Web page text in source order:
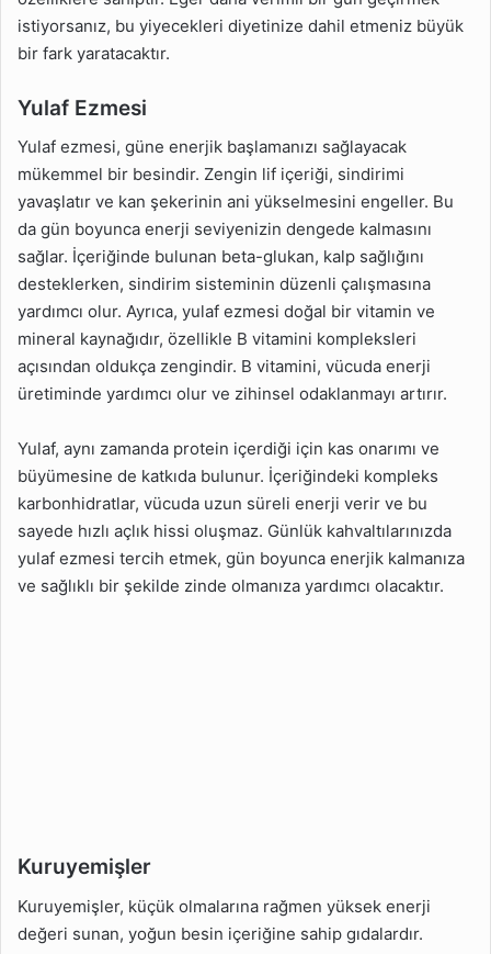
istiyorsanız, bu yiyecekleri diyetinize dahil etmeniz büyük
bir fark yaratacaktır.
Yulaf Ezmesi
Yulaf ezmesi, güne enerjik başlamanızı sağlayacak
mükemmel bir besindir. Zengin lif içeriği, sindirimi
yavaşlatır ve kan şekerinin ani yükselmesini engeller. Bu
da gün boyunca enerji seviyenizin dengede kalmasını
sağlar. İçeriğinde bulunan beta-glukan, kalp sağlığını
desteklerken, sindirim sisteminin düzenli çalışmasına
yardımcı olur. Ayrıca, yulaf ezmesi doğal bir vitamin ve
mineral kaynağıdır, özellikle B vitamini kompleksleri
açısından oldukça zengindir. B vitamini, vücuda enerji
üretiminde yardımcı olur ve zihinsel odaklanmayı artırır.
Yulaf, aynı zamanda protein içerdiği için kas onarımı ve
büyümesine de katkıda bulunur. İçeriğindeki kompleks
karbonhidratlar, vücuda uzun süreli enerji verir ve bu
sayede hızlı açlık hissi oluşmaz. Günlük kahvaltılarınızda
yulaf ezmesi tercih etmek, gün boyunca enerjik kalmanıza
ve sağlıklı bir şekilde zinde olmanıza yardımcı olacaktır.
Kuruyemişler
Kuruyemişler, küçük olmalarına rağmen yüksek enerji
değeri sunan, yoğun besin içeriğine sahip gıdalardır.